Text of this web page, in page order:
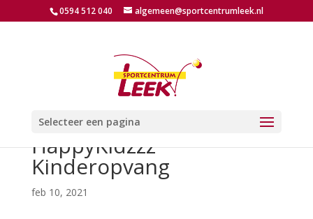
0594 512 040 algemeen@sportcentrumleek.nl
Selecteer een pagina
HappyKidzzz
Kinderopvang
feb 10, 2021